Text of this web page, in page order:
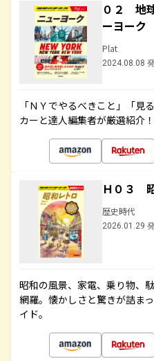
０２ 地
ーヨーク
Plat
2024.08.08
「ＮＹでやるべきこと」「見
カーと達人編集者が厳選紹介
Ｈ０３
歴史時代
2026.01.29
昭和の風景、家電、乗り物、
網羅。懐かしさと驚きが詰ま
イド。